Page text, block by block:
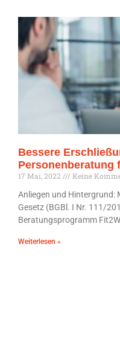
Bessere
Personenberatung
17 Mai, 2022
Keine
Anliegen und Hintergrund:
Gesetz (BGBl. I Nr. 111/
Beratungsprogramm
Weiterlesen »